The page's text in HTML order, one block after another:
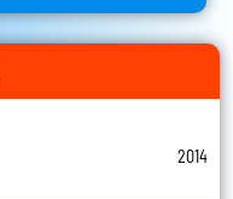
2014